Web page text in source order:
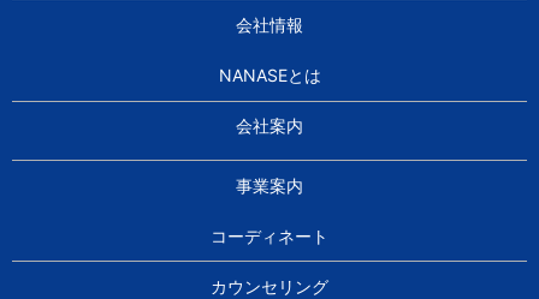
会社情報
NANASEとは
会社案内
事業案内
コーディネート
カウンセリング